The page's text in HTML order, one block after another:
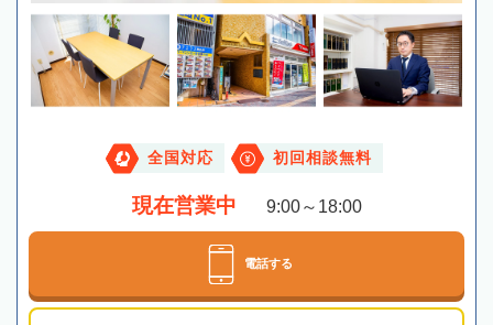
全国対応 初回相談無料
現在営業中 9:00～18:00
電話する